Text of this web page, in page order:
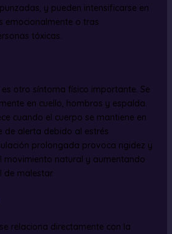
y pueden intensificarse en
emocionalmente o tras
tóxicas.
otro síntoma físico importante. Se
en cuello, hombros y espalda.
cuando el cuerpo se mantiene en
de alerta debido al estrés
prolongada provoca rigidez y
movimiento natural y aumentando
de malestar.
relaciona directamente con la